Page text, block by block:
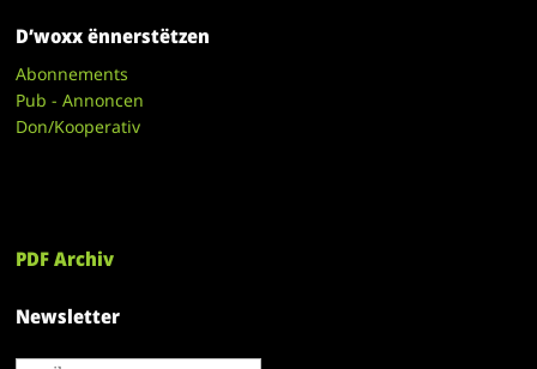
D’woxx ënnerstëtzen
Abonnements
Pub - Annoncen
Don/Kooperativ
PDF Archiv
Newsletter